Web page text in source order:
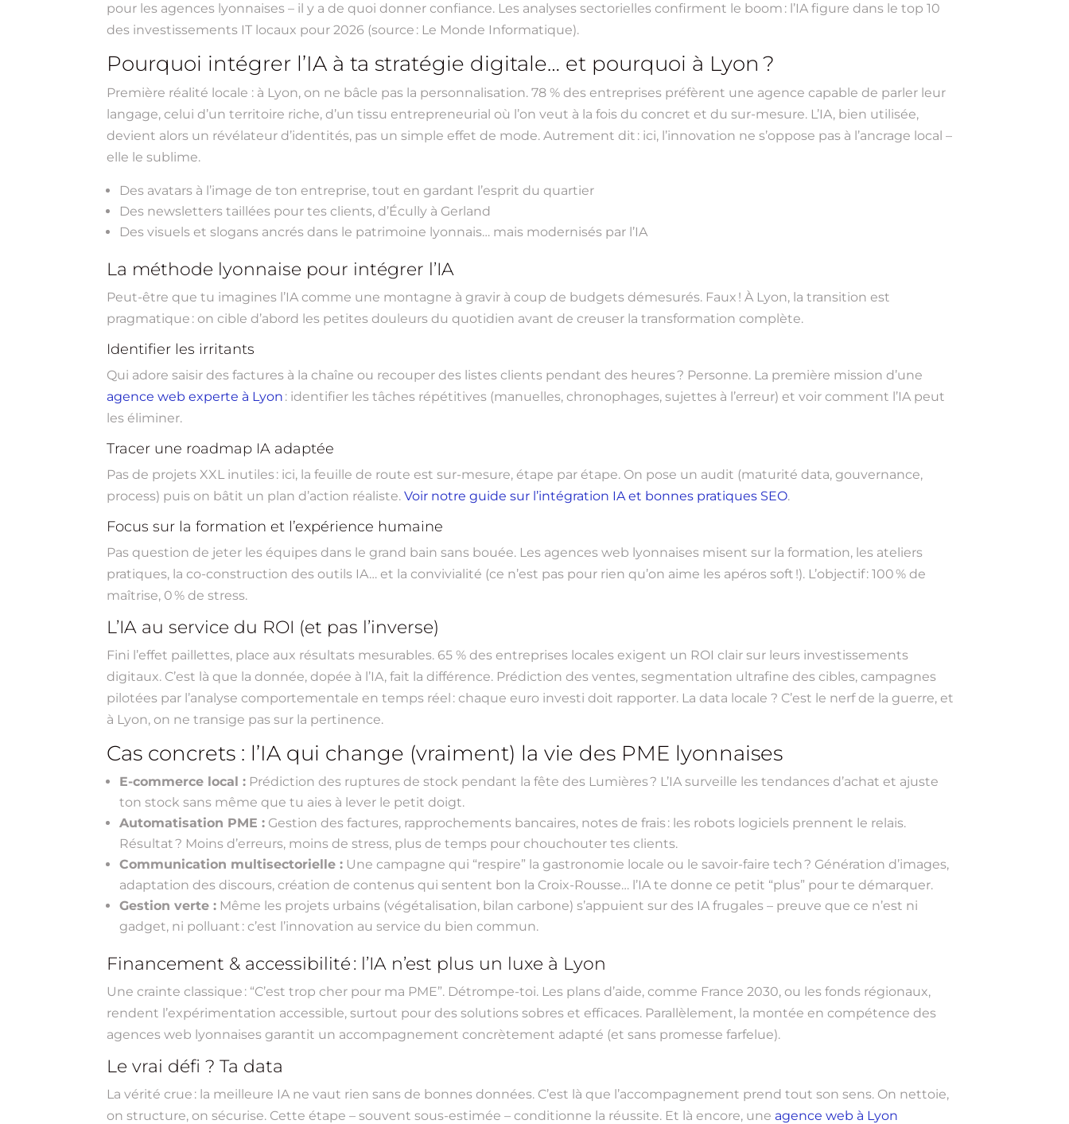
pour les agences lyonnaises – il y a de quoi donner confiance. Les analyses sectorielles confirment le boom : l’IA figure dans le top 10
des investissements IT locaux pour 2026 (source : Le Monde Informatique).
Pourquoi intégrer l’IA à ta stratégie digitale… et pourquoi à Lyon ?
Première réalité locale : à Lyon, on ne bâcle pas la personnalisation. 78 % des entreprises préfèrent une agence capable de parler leur
langage, celui d’un territoire riche, d’un tissu entrepreneurial où l’on veut à la fois du concret et du sur-mesure. L’IA, bien utilisée,
devient alors un révélateur d’identités, pas un simple effet de mode. Autrement dit : ici, l’innovation ne s’oppose pas à l’ancrage local –
elle le sublime.
Des avatars à l’image de ton entreprise, tout en gardant l’esprit du quartier
Des newsletters taillées pour tes clients, d’Écully à Gerland
Des visuels et slogans ancrés dans le patrimoine lyonnais… mais modernisés par l’IA
La méthode lyonnaise pour intégrer l’IA
Peut-être que tu imagines l’IA comme une montagne à gravir à coup de budgets démesurés. Faux ! À Lyon, la transition est
pragmatique : on cible d’abord les petites douleurs du quotidien avant de creuser la transformation complète.
Identifier les irritants
Qui adore saisir des factures à la chaîne ou recouper des listes clients pendant des heures ? Personne. La première mission d’une
agence web experte à Lyon : identifier les tâches répétitives (manuelles, chronophages, sujettes à l’erreur) et voir comment l’IA peut
les éliminer.
Tracer une roadmap IA adaptée
Pas de projets XXL inutiles : ici, la feuille de route est sur-mesure, étape par étape. On pose un audit (maturité data, gouvernance,
process) puis on bâtit un plan d’action réaliste.Voir notre guide sur l’intégration IA et bonnes pratiques SEO.
Focus sur la formation et l’expérience humaine
Pas question de jeter les équipes dans le grand bain sans bouée. Les agences web lyonnaises misent sur la formation, les ateliers
pratiques, la co-construction des outils IA… et la convivialité (ce n’est pas pour rien qu’on aime les apéros soft !). L’objectif : 100 % de
maîtrise, 0 % de stress.
L’IA au service du ROI (et pas l’inverse)
Fini l’effet paillettes, place aux résultats mesurables. 65 % des entreprises locales exigent un ROI clair sur leurs investissements
digitaux. C’est là que la donnée, dopée à l’IA, fait la différence. Prédiction des ventes, segmentation ultrafine des cibles, campagnes
pilotées par l’analyse comportementale en temps réel : chaque euro investi doit rapporter. La data locale ? C’est le nerf de la guerre, et
à Lyon, on ne transige pas sur la pertinence.
Cas concrets : l’IA qui change (vraiment) la vie des PME lyonnaises
E-commerce local : Prédiction des ruptures de stock pendant la fête des Lumières ? L’IA surveille les tendances d’achat et ajuste
ton stock sans même que tu aies à lever le petit doigt.
Automatisation PME : Gestion des factures, rapprochements bancaires, notes de frais : les robots logiciels prennent le relais.
Résultat ? Moins d’erreurs, moins de stress, plus de temps pour chouchouter tes clients.
Communication multisectorielle : Une campagne qui “respire” la gastronomie locale ou le savoir-faire tech ? Génération d’images,
adaptation des discours, création de contenus qui sentent bon la Croix-Rousse… l’IA te donne ce petit “plus” pour te démarquer.
Gestion verte : Même les projets urbains (végétalisation, bilan carbone) s’appuient sur des IA frugales – preuve que ce n’est ni
gadget, ni polluant : c’est l’innovation au service du bien commun.
Financement & accessibilité : l’IA n’est plus un luxe à Lyon
Une crainte classique : “C’est trop cher pour ma PME”. Détrompe-toi. Les plans d’aide, comme France 2030, ou les fonds régionaux,
rendent l’expérimentation accessible, surtout pour des solutions sobres et efficaces. Parallèlement, la montée en compétence des
agences web lyonnaises garantit un accompagnement concrètement adapté (et sans promesse farfelue).
Le vrai défi ? Ta data
La vérité crue : la meilleure IA ne vaut rien sans de bonnes données. C’est là que l’accompagnement prend tout son sens. On nettoie,
on structure, on sécurise. Cette étape – souvent sous-estimée – conditionne la réussite. Et là encore, une agence web à Lyon